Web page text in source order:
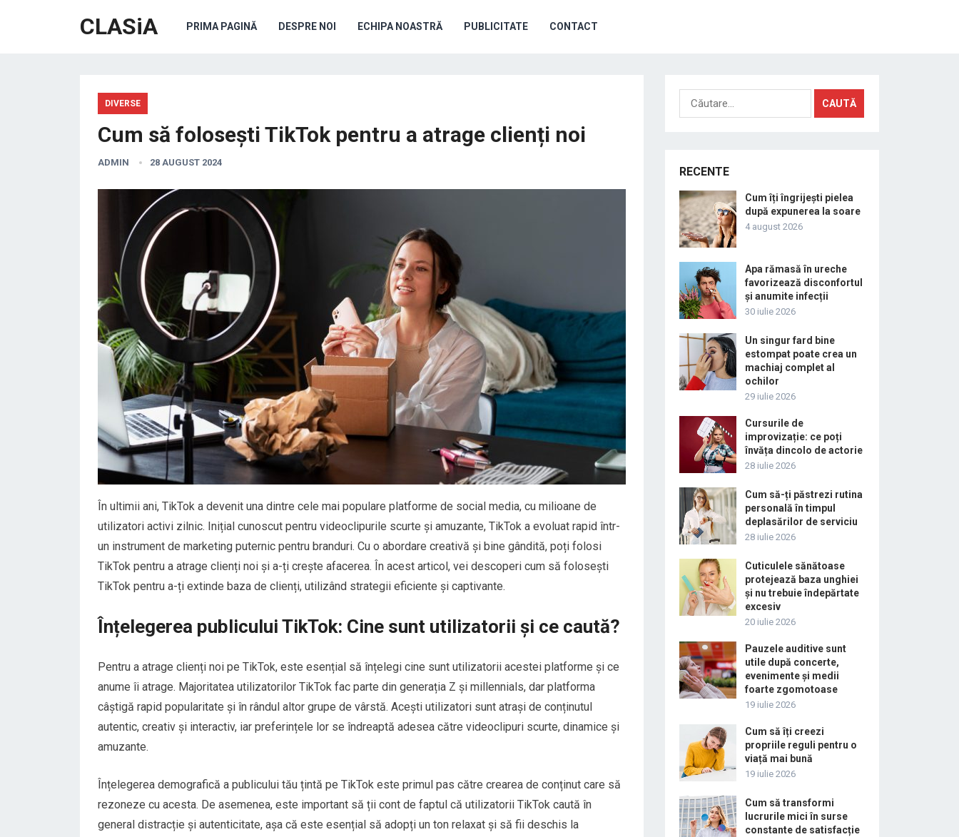
CLASiA PRIMA PAGINĂ DESPRE NOI ECHIPA NOASTRĂ PUBLICITATE CONTACT
DIVERSE
Cum să folosești TikTok pentru a atrage clienți noi
ADMIN 28 AUGUST 2024
În ultimii ani, TikTok a devenit una dintre cele mai populare platforme de social media, cu milioane de
utilizatori activi zilnic. Inițial cunoscut pentru videoclipurile scurte și amuzante, TikTok a evoluat rapid într-
un instrument de marketing puternic pentru branduri. Cu o abordare creativă și bine gândită, poți folosi
TikTok pentru a atrage clienți noi și a-ți crește afacerea. În acest articol, vei descoperi cum să folosești
TikTok pentru a-ți extinde baza de clienți, utilizând strategii eficiente și captivante.
Înțelegerea publicului TikTok: Cine sunt utilizatorii și ce caută?
Pentru a atrage clienți noi pe TikTok, este esențial să înțelegi cine sunt utilizatorii acestei platforme și ce
anume îi atrage. Majoritatea utilizatorilor TikTok fac parte din generația Z și millennials, dar platforma
câștigă rapid popularitate și în rândul altor grupe de vârstă. Acești utilizatori sunt atrași de conținutul
autentic, creativ și interactiv, iar preferințele lor se îndreaptă adesea către videoclipuri scurte, dinamice și
amuzante.
Înțelegerea demografică a publicului tău țintă pe TikTok este primul pas către crearea de conținut care să
rezoneze cu acesta. De asemenea, este important să ții cont de faptul că utilizatorii TikTok caută în
general distracție și autenticitate, așa că este esențial să adopți un ton relaxat și să fii deschis la
Caută
după:
RECENTE
Cum îți îngrijești pielea
după expunerea la soare
4 august 2026
Apa rămasă în ureche
favorizează disconfortul
și anumite infecții
30 iulie 2026
Un singur fard bine
estompat poate crea un
machiaj complet al
ochilor
29 iulie 2026
Cursurile de
improvizație: ce poți
învăța dincolo de actorie
28 iulie 2026
Cum să-ți păstrezi rutina
personală în timpul
deplasărilor de serviciu
28 iulie 2026
Cuticulele sănătoase
protejează baza unghiei
și nu trebuie îndepărtate
excesiv
20 iulie 2026
Pauzele auditive sunt
utile după concerte,
evenimente și medii
foarte zgomotoase
19 iulie 2026
Cum să îți creezi
propriile reguli pentru o
viață mai bună
19 iulie 2026
Cum să transformi
lucrurile mici în surse
constante de satisfacție